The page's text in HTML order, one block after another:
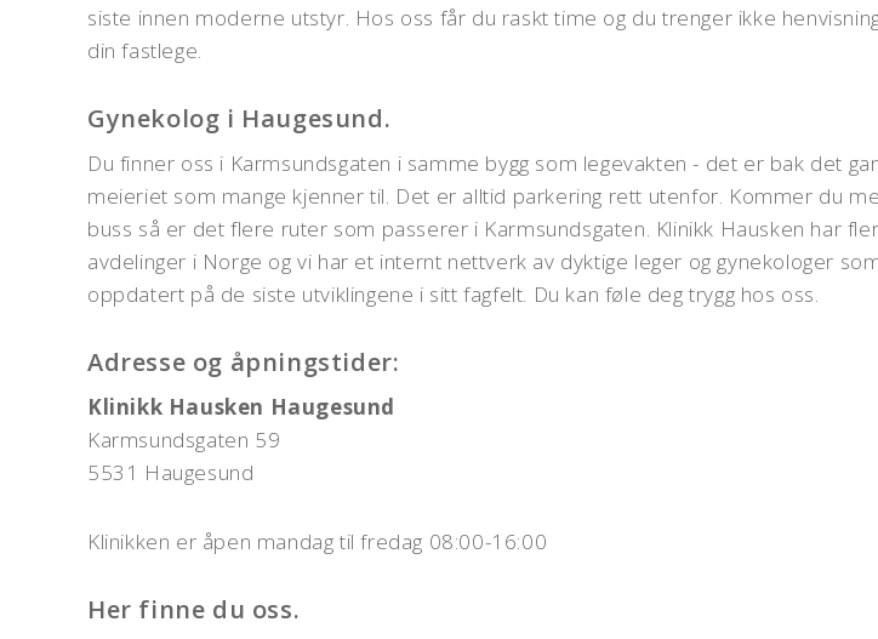
siste innen moderne utstyr. Hos oss får du raskt time og du trenger ikke
din fastlege.
Gynekolog i Haugesund.
Du finner oss i Karmsundsgaten i samme bygg som legevakten - det er bak det
meieriet som mange kjenner til. Det er alltid parkering rett utenfor. Kommer du
buss så er det flere ruter som passerer i Karmsundsgaten. Klinikk Hausken har
avdelinger i Norge og vi har et internt nettverk av dyktige leger og gynekologer
oppdatert på de siste utviklingene i sitt fagfelt. Du kan føle deg trygg hos oss.
Adresse og åpningstider:
Klinikk Hausken Haugesund
Karmsundsgaten 59
5531 Haugesund
Klinikken er åpen mandag til fredag 08:00-16:00
Her finne du oss.